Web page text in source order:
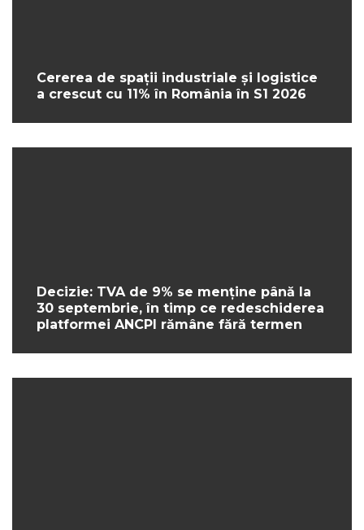
Cererea de spații industriale și logistice
a crescut cu 11% în România în S1 2026
Decizie: TVA de 9% se menține până la
30 septembrie, în timp ce redeschiderea
platformei ANCPI rămâne fără termen